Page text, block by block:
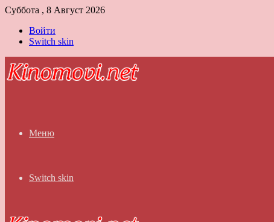
Суббота , 8 Август 2026
Войти
Switch skin
Меню
Switch skin